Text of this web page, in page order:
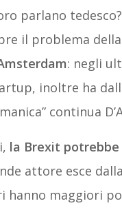
parlano
il problema
: negli
inoltre ha
continua
la Brexit potrebbe
attore esce
hanno maggiori